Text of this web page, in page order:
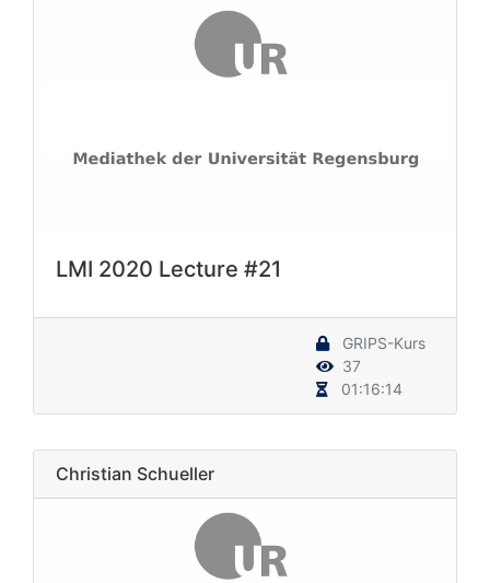
LMI 2020 Lecture #21
GRIPS-Kurs
37
01:16:14
Christian Schueller